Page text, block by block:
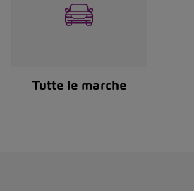
Tutte le marche